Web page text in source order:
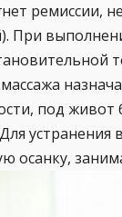
При
под
осанку,